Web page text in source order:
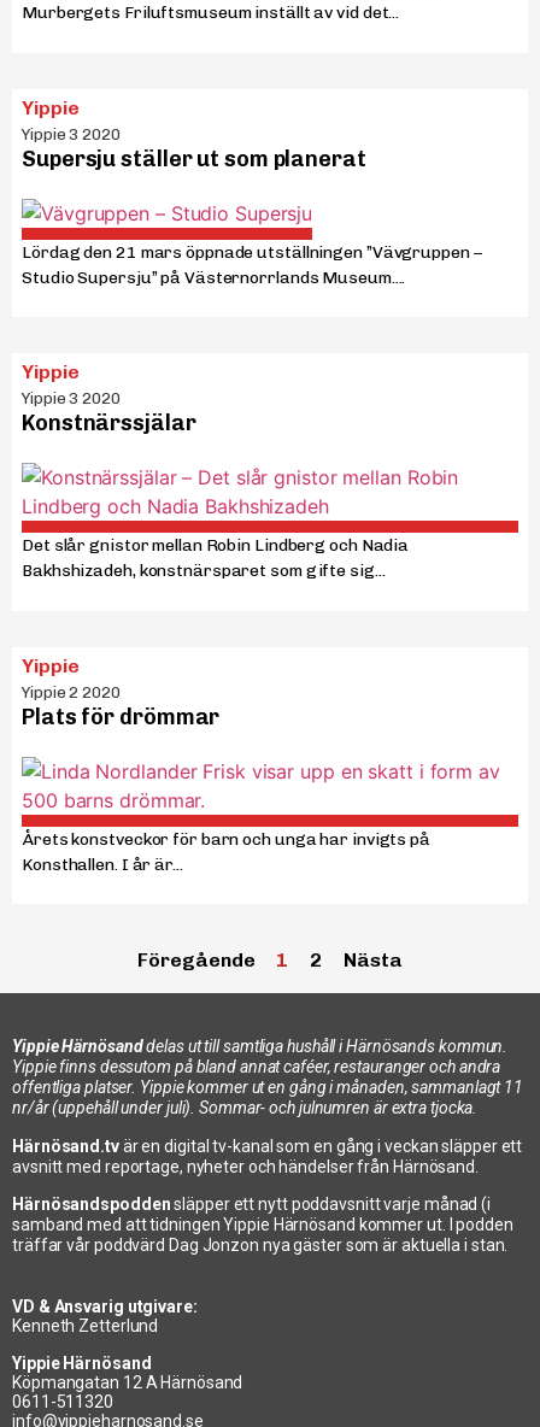
Murbergets Friluftsmuseum inställt av vid det...
Yippie
Yippie 3 2020
Supersju ställer ut som planerat
Lördag den 21 mars öppnade utställningen ”Vävgruppen –
Studio Supersju” på Västernorrlands Museum....
Yippie
Yippie 3 2020
Konstnärssjälar
Det slår gnistor mellan Robin Lindberg och Nadia
Bakhshizadeh, konstnärsparet som gifte sig...
Yippie
Yippie 2 2020
Plats för drömmar
Årets konstveckor för barn och unga har invigts på
Konsthallen. I år är...
Föregående 1 2 Nästa
Yippie Härnösanddelas ut till samtliga hushåll i Härnösands kommun.
Yippie finns dessutom på bland annat caféer, restauranger och andra
offentliga platser. Yippie kommer ut en gång i månaden, sammanlagt 11
nr/år (uppehåll under juli). Sommar- och julnumren är extra tjocka.
Härnösand.tvär en digital tv-kanal som en gång i veckan släpper ett
avsnitt med reportage, nyheter och händelser från Härnösand.
Härnösandspoddensläpper ett nytt poddavsnitt varje månad (i
samband med att tidningen Yippie Härnösand kommer ut. I podden
träffar vår poddvärd Dag Jonzon nya gäster som är aktuella i stan.
VD & Ansvarig utgivare:
Kenneth Zetterlund
Yippie Härnösand
Köpmangatan 12 A Härnösand
0611-511320
info@yippieharnosand.se